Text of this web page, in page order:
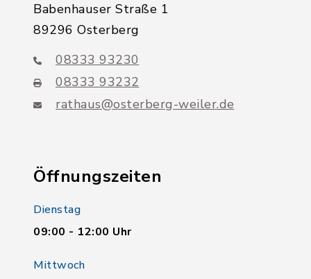
Babenhauser Straße 1
89296 Osterberg
08333 93230
08333 93232
rathaus@osterberg-weiler.de
Öffnungszeiten
Dienstag
09:00 - 12:00 Uhr
Mittwoch